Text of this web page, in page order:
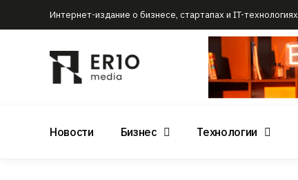
Интернет-издание о бизнесе, стартапах и IT-технологиях
Новости Бизнес Технологии